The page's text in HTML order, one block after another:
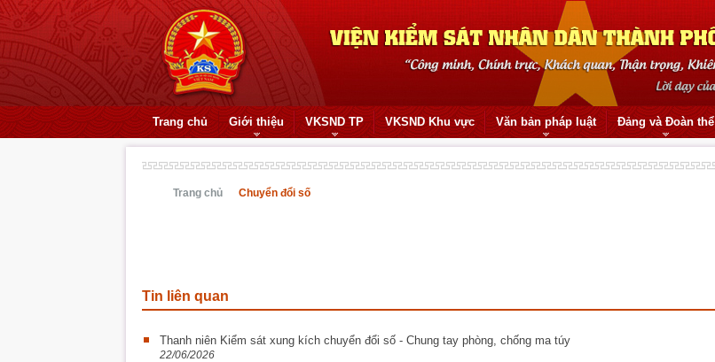
Trang chủ Giới thiệu VKSND TP VKSND Khu vực Văn bản pháp luật Đảng và Đoàn thể
Trang chủ Chuyển đổi số
Tin liên quan
Thanh niên Kiểm sát xung kích chuyển đổi số - Chung tay phòng, chống ma túy
22/06/2026